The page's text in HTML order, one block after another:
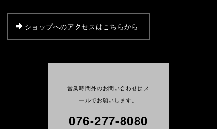
ショップへのアクセスはこちらから
営業時間外のお問い合わせはメ
ールでお願いします。
076-277-8080